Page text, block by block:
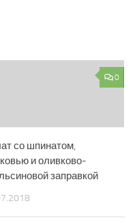
0
со шпинатом,
и оливково-
заправкой